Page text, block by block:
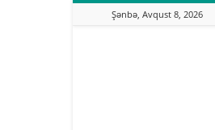
Şənbə, Avqust 8, 2026